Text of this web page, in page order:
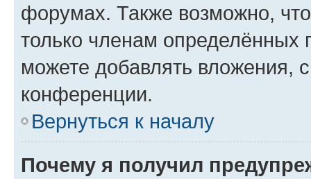
форумах. Также возможно,
только членам определённых
можете добавлять вложения,
конференции.
Вернуться к началу
Почему я получил